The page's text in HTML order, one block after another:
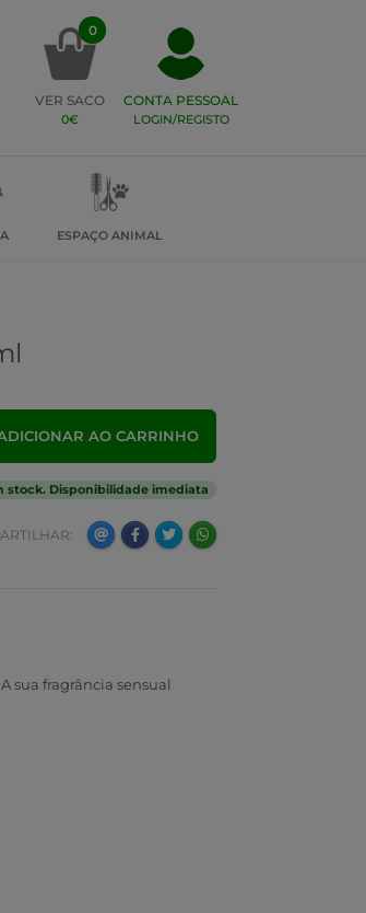
0
VER SACO
0€
CONTA PESSOAL
LOGIN/REGISTO
ESPAÇO ANIMAL
AO CARRINHO
stock. Disponibilidade imediata
sua fragrância sensual